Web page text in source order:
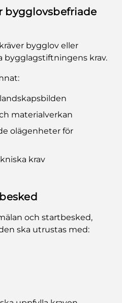
bygglovsbefriade
bygglov eller
bygglagstiftningens krav.
materialverkan
olägenheter för
krav
och startbesked,
ska utrustas med: